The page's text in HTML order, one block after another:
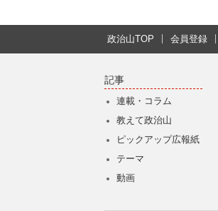
政治山TOP 会員登録
記事
連載・コラム
教えて政治山
ピックアップ広報紙
テーマ
動画